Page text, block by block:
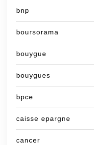
bnp
boursorama
bouygue
bouygues
bpce
caisse epargne
cancer